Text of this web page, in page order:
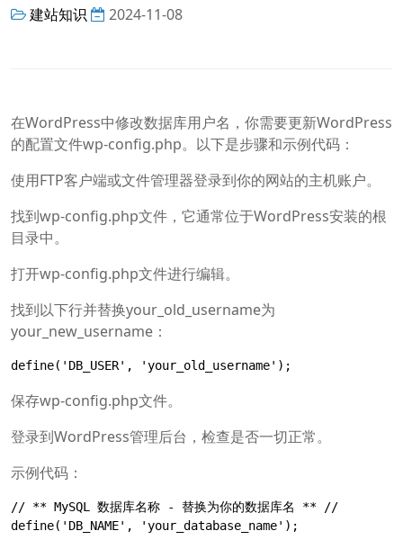
建站知识 2024-11-08
在WordPress中修改数据库用户名，你需要更新WordPress
的配置文件wp-config.php。以下是步骤和示例代码：
使用FTP客户端或文件管理器登录到你的网站的主机账户。
找到wp-config.php文件，它通常位于WordPress安装的根
目录中。
打开wp-config.php文件进行编辑。
找到以下行并替换your_old_username为
your_new_username：
define('DB_USER', 'your_old_username');
保存wp-config.php文件。
登录到WordPress管理后台，检查是否一切正常。
示例代码：
// ** MySQL 数据库名称 - 替换为你的数据库名 ** //
define('DB_NAME', 'your_database_name');